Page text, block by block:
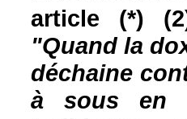
article
(*)
"Quand la
déchaine
à sous en